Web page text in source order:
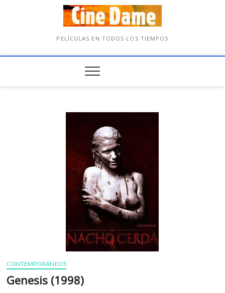
PELÍCULAS EN TODOS LOS TIEMPOS
CONTEMPORÁNEOS
Genesis (1998)